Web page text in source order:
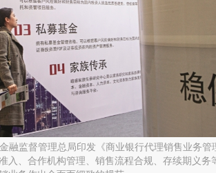
融监督管理总局印发《商业银行代理销售业务管
入、合作机构管理、销售流程合规、存续期义务